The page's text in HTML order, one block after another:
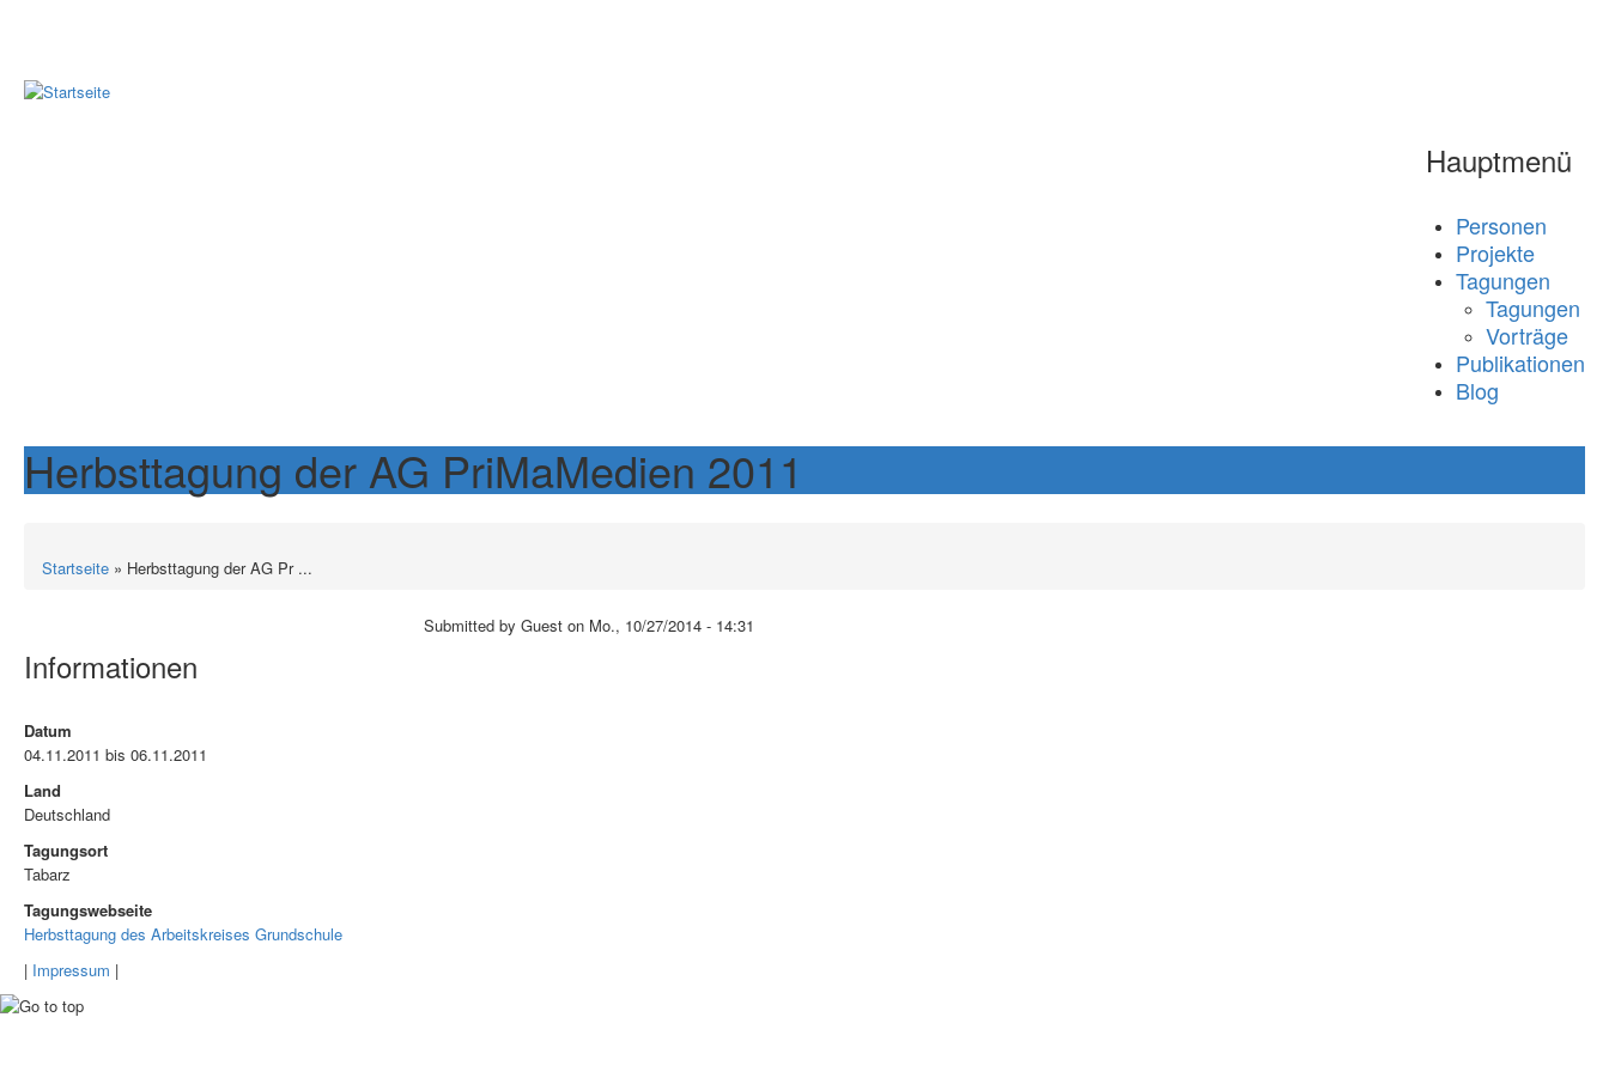
Hauptmenü
Personen
Projekte
Tagungen
Tagungen
Vorträge
Publikationen
Blog
Herbsttagung der AG PriMaMedien 2011
Startseite » Herbsttagung der AG Pr ...
Informationen
Datum
04.11.2011 bis 06.11.2011
Land
Deutschland
Tagungsort
Tabarz
Tagungswebseite
Herbsttagung des Arbeitskreises Grundschule
Submitted by Guest on Mo., 10/27/2014 - 14:31
| Impressum |